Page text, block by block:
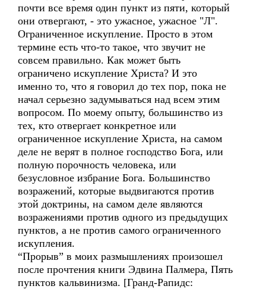
почти все время один пункт из пяти, который
они отвергают, - это ужасное, ужасное "Л".
Ограниченное искупление. Просто в этом
термине есть что-то такое, что звучит не
совсем правильно. Как может быть
ограничено искупление Христа? И это
именно то, что я говорил до тех пор, пока не
начал серьезно задумываться над всем этим
вопросом. По моему опыту, большинство из
тех, кто отвергает конкретное или
ограниченное искупление Христа, на самом
деле не верят в полное господство Бога, или
полную порочность человека, или
безусловное избрание Бога. Большинство
возражений, которые выдвигаются против
этой доктрины, на самом деле являются
возражениями против одного из предыдущих
пунктов, а не против самого ограниченного
искупления.
“Прорыв” в моих размышлениях произошел
после прочтения книги Эдвина Палмера, Пять
пунктов кальвинизма. [Гранд-Рапидс: